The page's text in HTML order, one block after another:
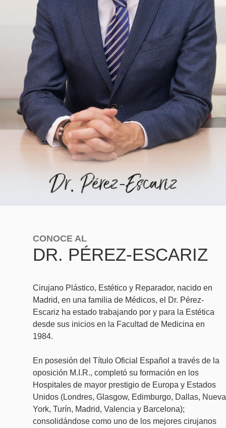
CONOCE AL
DR. PÉREZ-ESCARIZ
Cirujano Plástico, Estético y Reparador, nacido en
Madrid, en una familia de Médicos, el Dr. Pérez-
Escariz ha estado trabajando por y para la Estética
desde sus inicios en la Facultad de Medicina en
1984.
En posesión del Título Oficial Español a través de la
oposición M.I.R., completó su formación en los
Hospitales de mayor prestigio de Europa y Estados
Unidos (Londres, Glasgow, Edimburgo, Dallas, Nueva
York, Turín, Madrid, Valencia y Barcelona);
consolidándose como uno de los mejores cirujanos